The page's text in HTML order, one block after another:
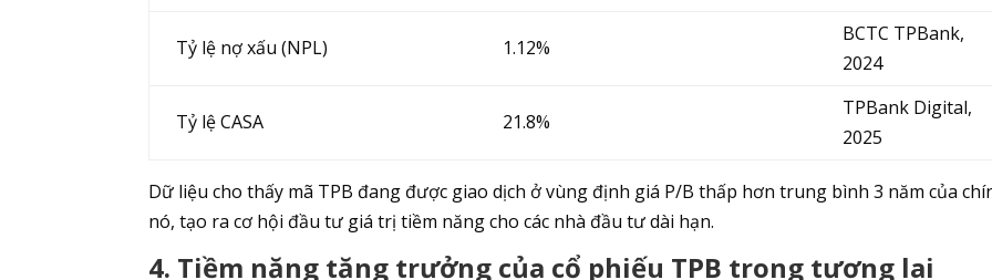
Tỷ lệ nợ xấu (NPL) 1.12%
BCTC TPBank,
2024
Tỷ lệ CASA 21.8%
TPBank Digital,
2025
Dữ liệu cho thấy mã TPB đang được giao dịch ở vùng định giá P/B thấp hơn trung bình 3 năm của
nó, tạo ra cơ hội đầu tư giá trị tiềm năng cho các nhà đầu tư dài hạn.
4. Tiềm năng tăng trưởng của cổ phiếu TPB trong tương lai